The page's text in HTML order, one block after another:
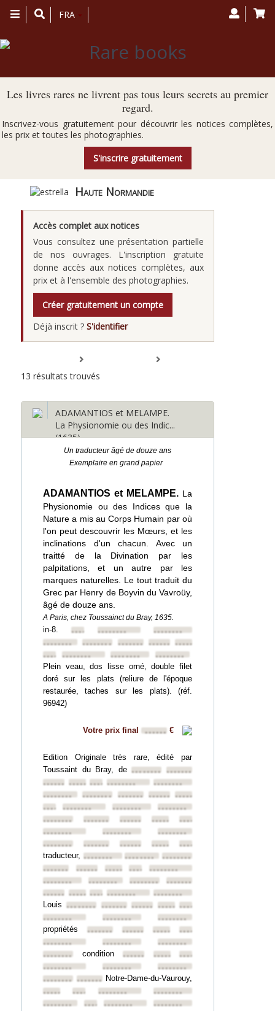
Toggle
navigation
FRA
Les livres rares ne livrent pas tous leurs secrets au premier
regard.
Inscrivez-vous gratuitement pour découvrir les notices complètes,
les prix et toutes les photographies.
S'inscrire gratuitement
Haute Normandie
Accès complet aux notices
Vous consultez une présentation partielle
de nos ouvrages. L'inscription gratuite
donne accès aux notices complètes, aux
prix et à l'ensemble des photographies.
Créer gratuitement un compte
Déjà inscrit ? S'identifier
13 résultats trouvés
ADAMANTIOS et MELAMPE.
La Physionomie ou des Indic...
(1635)
Un traducteur âgé de douze ans
Exemplaire en grand papier
ADAMANTIOS et MELAMPE. La
Physionomie ou des Indices que la
Nature a mis au Corps Humain par où
l'on peut descouvrir les Mœurs, et les
inclinations d'un chacun. Avec un
traitté de la Divination par les
palpitations, et un autre par les
marques naturelles. Le tout traduit du
Grec par Henry de Boyvin du Vavroüy,
âgé de douze ans.
A Paris, chez Toussainct du Bray, 1635.
in-8.••••••••••••••••
••••••••
••••••••
•••••••• •••••••• ••••••••••••••••
•••••••••••••••• ••••••••
••••••••
Plein veau, dos lisse orné, double filet
doré sur les plats (reliure de l'époque
restaurée, taches sur les plats). (réf.
96942)
Votre prix final •••••• €
Edition Originale très rare, édité par
Toussaint du Bray, de•••••••• ••••••••
••••••••••••••••••••••••••••••••
••••••••
••••••••
•••••••• •••••••• ••••••••••••••••
•••••••••••••••• ••••••••
••••••••
••••••••
•••••••• •••••••• ••••••••••••••••
••••••••
••••••••
••••••••
••••••••
•••••••• •••••••• ••••••••••••••••
traducteur, •••••••• ••••••••
••••••••
••••••••
••••••••••••••••••••••••••••••••
••••••••
•••••••• ••••••••
••••••••
••••••••••••••••••••••••••••••••
••••••••
Louis•••••••• •••••••• ••••••••••••••••••••••••
••••••••
••••••••
••••••••
propriétés •••••••• •••••••• ••••••••••••••••
••••••••
••••••••
••••••••
•••••••• condition •••••••• ••••••••••••••••
••••••••
••••••••
••••••••
•••••••• •••••••• Notre-Dame-du-Vaurouy,
••••••••••••••••••••••••
••••••••
••••••••
••••••••••••••••
••••••••